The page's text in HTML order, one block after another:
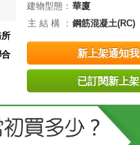
建物型態： 華廈
主 結 構 ： 鋼筋混凝土(RC)
新上架通知我
已訂閱新上架